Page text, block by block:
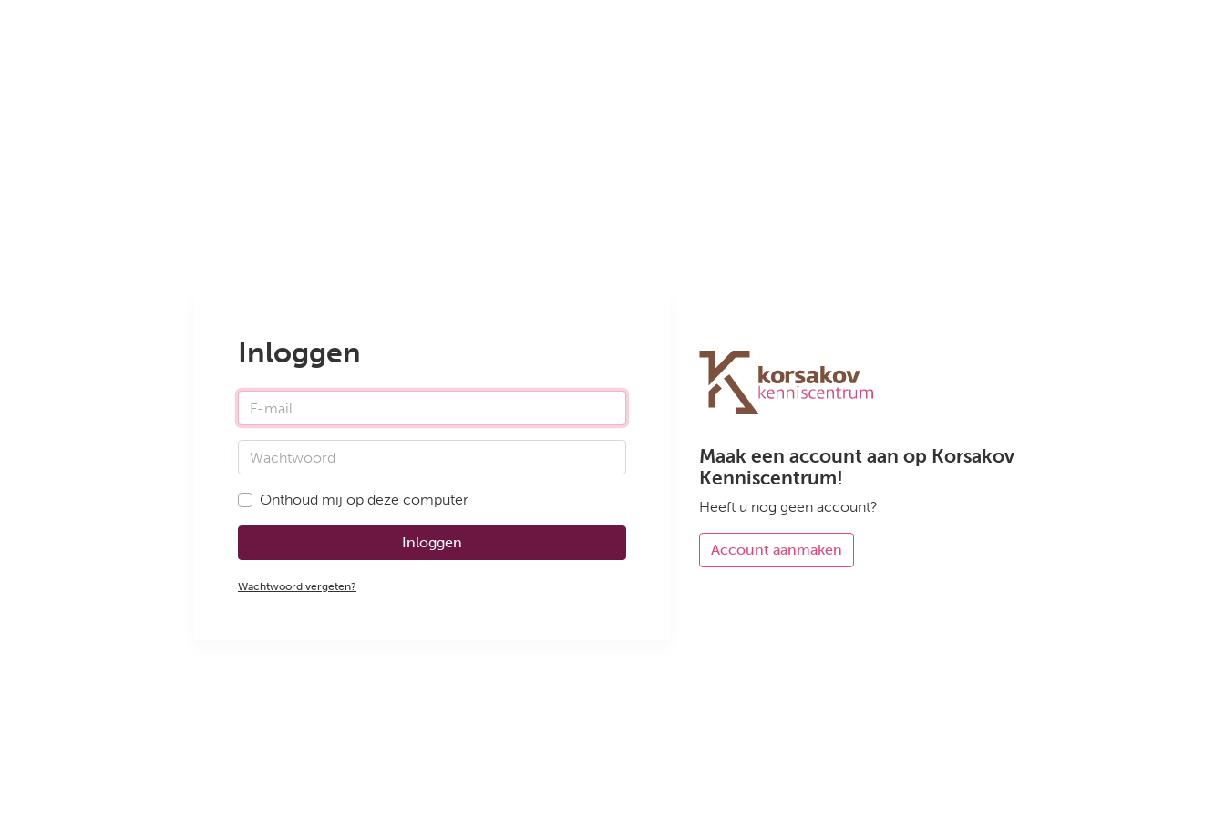
Inloggen
E-mail
Wachtwoord
Onthoud mij op deze computer
Inloggen
Wachtwoord vergeten?
Maak een account aan op Korsakov
Kenniscentrum!
Heeft u nog geen account?
Account aanmaken